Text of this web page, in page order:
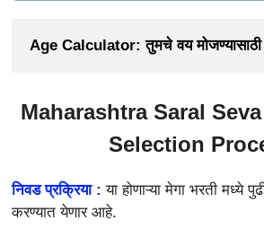
Age Calculator: तुमचे वय
Maharashtra Saral
Selection
निवड प्रक्रिया :या होणाऱ्या मेगा भरती मध्ये
करण्यात येणार आहे.